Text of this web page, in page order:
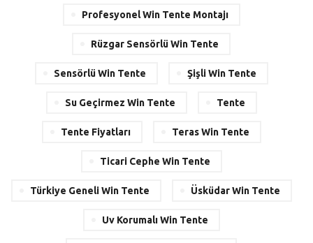
Profesyonel Win Tente Montajı
Rüzgar Sensörlü Win Tente
Sensörlü Win Tente Şişli Win Tente
Su Geçirmez Win Tente Tente
Tente Fiyatları Teras Win Tente
Ticari Cephe Win Tente
Türkiye Geneli Win Tente Üsküdar Win Tente
Uv Korumalı Win Tente